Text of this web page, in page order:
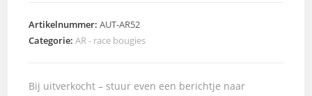
Artikelnummer:AUT-AR52
Categorie:AR - race bougies
Bij uitverkocht – stuur even een berichtje naar